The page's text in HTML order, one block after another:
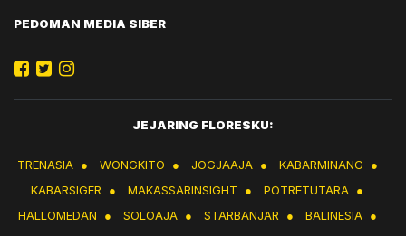
PEDOMAN MEDIA SIBER
JEJARING FLORESKU:
TRENASIA ● WONGKITO ● JOGJAAJA ● KABARMINANG
●
KABARSIGER
● MAKASSARINSIGHT ● POTRETUTARA ●
HALLOMEDAN
● SOLOAJA ● STARBANJAR ● BALINESIA ●